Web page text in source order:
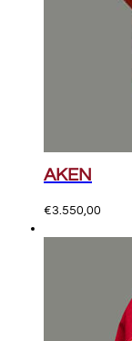
AKEN
€3.550,00